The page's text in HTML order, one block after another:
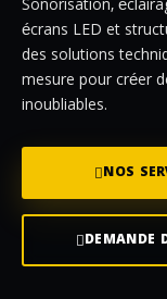
Sonorisation,
écrans LED et
des solutions
mesure pour créer
inoubliables.
NOS
DEMANDE